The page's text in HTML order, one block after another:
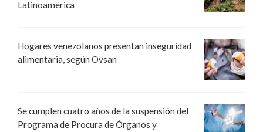
Latinoamérica
Hogares venezolanos presentan inseguridad
alimentaria, según Ovsan
Se cumplen cuatro años de la suspensión del
Programa de Procura de Órganos y